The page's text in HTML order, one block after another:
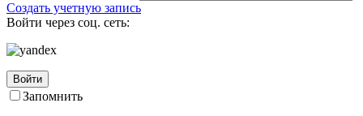
Создать учетную запись
Войти через соц. сеть:
Войти
Запомнить